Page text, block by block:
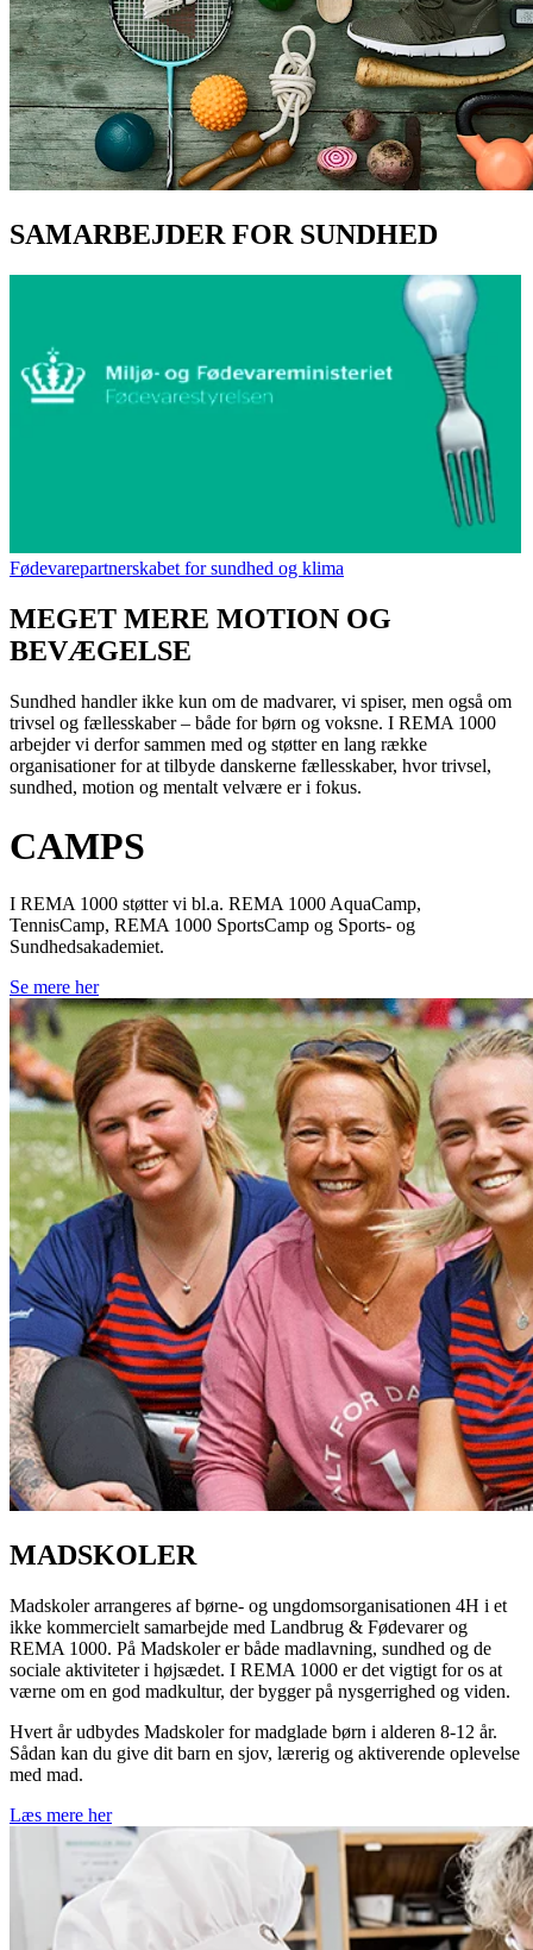
SAMARBEJDER FOR SUNDHED
Fødevarepartnerskabet for sundhed og klima
MEGET MERE MOTION OG
BEVÆGELSE
Sundhed handler ikke kun om de madvarer, vi spiser, men også om
trivsel og fællesskaber – både for børn og voksne. I REMA 1000
arbejder vi derfor sammen med og støtter en lang række
organisationer for at tilbyde danskerne fællesskaber, hvor trivsel,
sundhed, motion og mentalt velvære er i fokus.
CAMPS
I REMA 1000 støtter vi bl.a. REMA 1000 AquaCamp,
TennisCamp, REMA 1000 SportsCamp og Sports- og
Sundhedsakademiet.
Se mere her
MADSKOLER
Madskoler arrangeres af børne- og ungdomsorganisationen 4H i et
ikke kommercielt samarbejde med Landbrug & Fødevarer og
REMA 1000. På Madskoler er både madlavning, sundhed og de
sociale aktiviteter i højsædet. I REMA 1000 er det vigtigt for os at
værne om en god madkultur, der bygger på nysgerrighed og viden.
Hvert år udbydes Madskoler for madglade børn i alderen 8-12 år.
Sådan kan du give dit barn en sjov, lærerig og aktiverende oplevelse
med mad.
Læs mere her